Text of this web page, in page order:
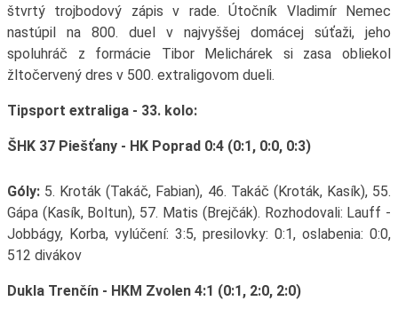
štvrtý trojbodový zápis v rade. Útočník Vladimír Nemec
nastúpil na 800. duel v najvyššej domácej súťaži, jeho
spoluhráč z formácie Tibor Melichárek si zasa obliekol
žltočervený dres v 500. extraligovom dueli.
Tipsport extraliga - 33. kolo:
ŠHK 37 Piešťany - HK Poprad 0:4 (0:1, 0:0, 0:3)
Góly:5. Kroták (Takáč, Fabian), 46. Takáč (Kroták, Kasík), 55.
Gápa (Kasík, Boltun), 57. Matis (Brejčák). Rozhodovali: Lauff -
Jobbágy, Korba, vylúčení: 3:5, presilovky: 0:1, oslabenia: 0:0,
512 divákov
Dukla Trenčín - HKM Zvolen 4:1 (0:1, 2:0, 2:0)